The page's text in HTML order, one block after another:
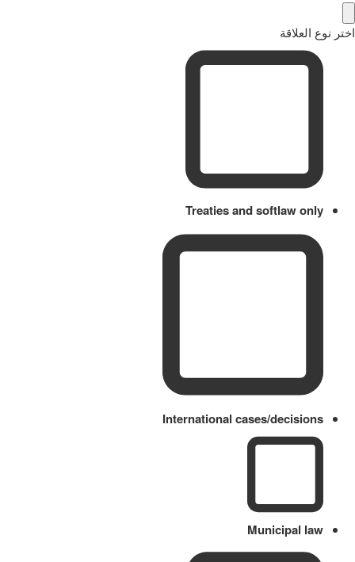
اختر نوع العلاقة
Treaties and softlaw only
International cases/decisions
Municipal law